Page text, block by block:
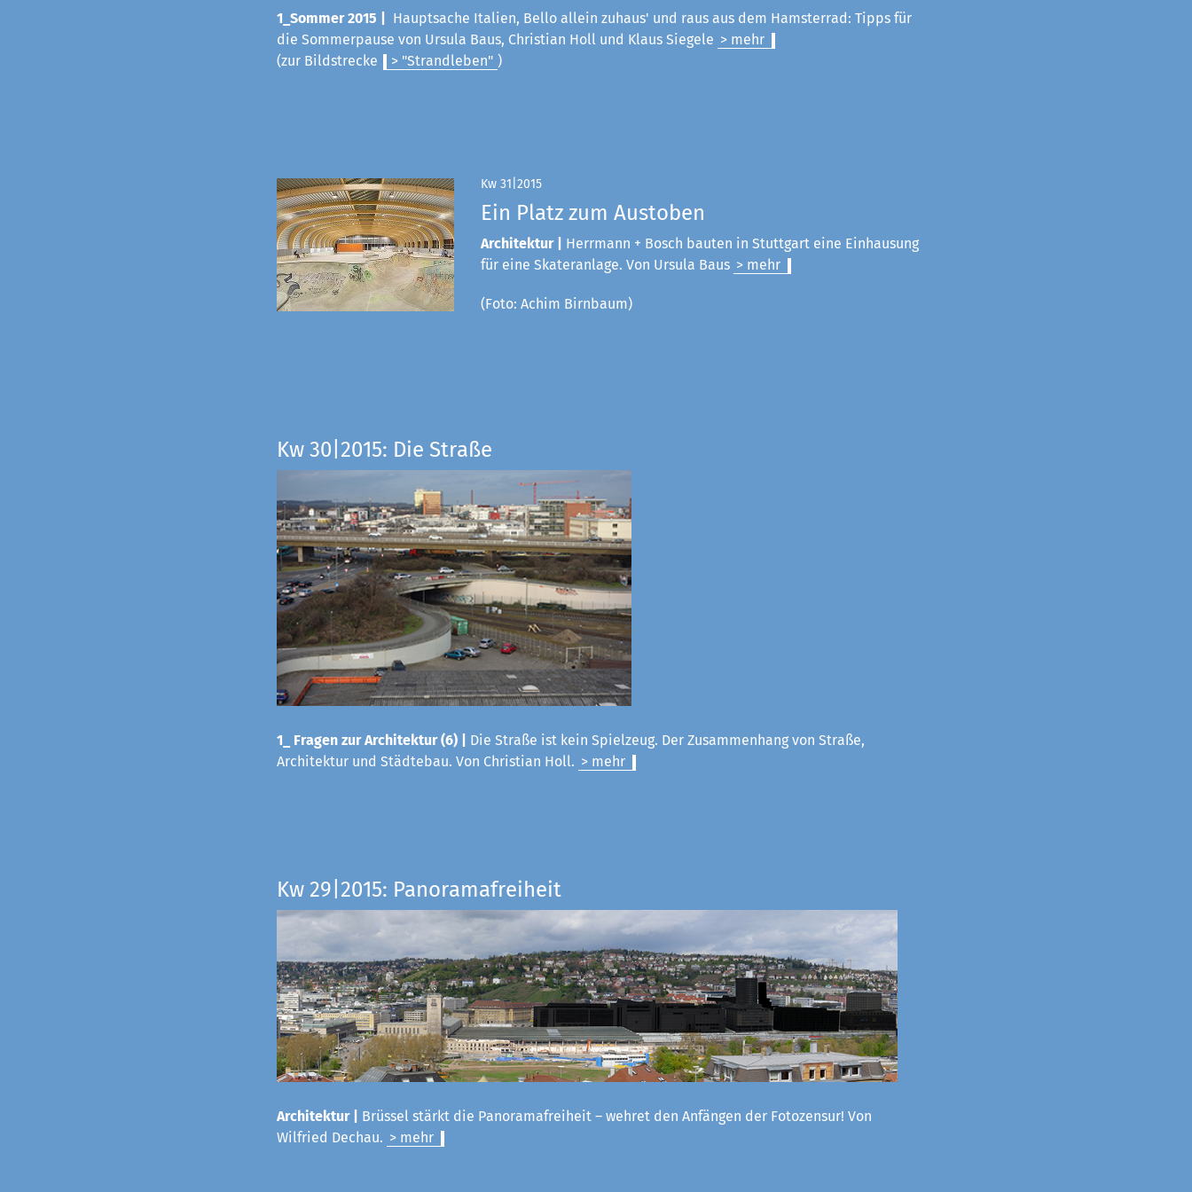
1_Sommer 2015 |
Hauptsache Italien, Bello allein zuhaus' und raus aus dem Hamsterrad: Tipps für
die Sommerpause von Ursula Baus, Christian Holl und Klaus Siegele > mehr
(zur Bildstrecke
> "Strandleben" )
Kw 31|2015
Ein Platz zum Austoben
Architektur |
Herrmann + Bosch bauten in Stuttgart eine Einhausung
für eine Skateranlage. Von Ursula Baus > mehr
(Foto: Achim Birnbaum)
Kw 30|2015: Die Straße
1_ Fragen zur Architektur (6) |
Die Straße ist kein Spielzeug. Der Zusammenhang von Straße,
Architektur und Städtebau. Von Christian Holl. > mehr
Kw 29|2015: Panoramafreiheit
Architektur |
Brüssel stärkt die Panoramafreiheit – wehret den Anfängen der Fotozensur! Von
Wilfried Dechau. > mehr